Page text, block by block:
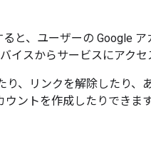
ると、ユーザーの Google
イスからサービスにアクセ
り、リンクを解除したり
ントを作成したりできます